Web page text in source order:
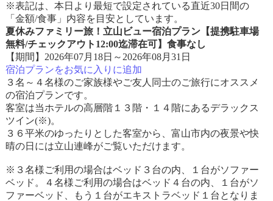
※表記は、本日より最短で設定されている直近30日間の
「金額/食事」内容を目安としています。
夏休みファミリー旅！立山ビュー宿泊プラン【提携駐車場
無料/チェックアウト12:00迄滞在可】食事なし
【期間】2026年07月18日～2026年08月31日
宿泊プランをお気に入りに追加
３名～４名様のご家族様やご友人同士のご旅行にオススメ
の宿泊プランです。
客室は当ホテルの高層階１３階・１４階にあるデラックス
ツイン(※)。
３６平米のゆったりとした客室から、富山市内の夜景や快
晴の日には立山連峰がご覧いただけます。
※３名様ご利用の場合はベッド３台の内、１台がソファー
ベッド。４名様ご利用の場合はベッド４台の内、１台がソ
ファーベッド、もう１台がエキストラベッド１台となりま